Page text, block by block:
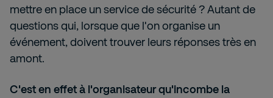
mettre en place un service de sécurité ? Autant de
questions qui, lorsque que l'on organise un
événement, doivent trouver leurs réponses très en
amont.
C'est en effet à l'organisateur qu'incombe la